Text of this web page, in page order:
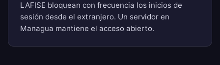
LAFISE bloquean con frecuencia los inicios de
sesión desde el extranjero. Un servidor en
Managua mantiene el acceso abierto.